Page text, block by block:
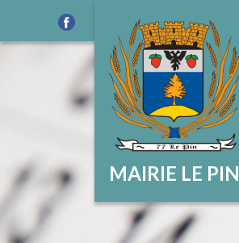
MAIRIE LE PIN